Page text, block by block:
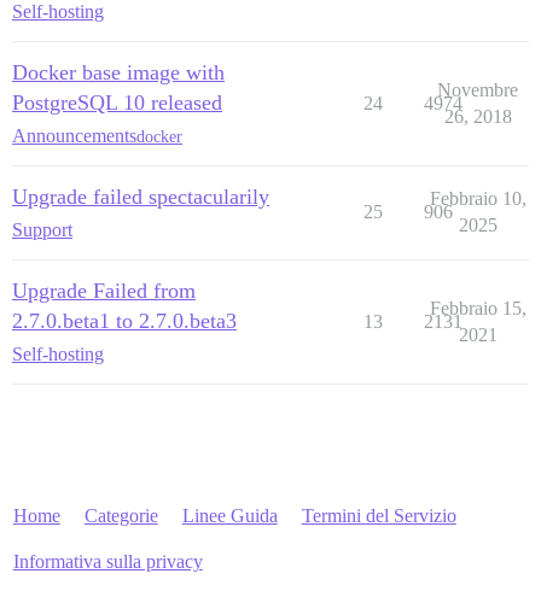
Self-hosting
Docker base image with
PostgreSQL 10 released
Announcementsdocker
24 4974
Novembre
26, 2018
Upgrade failed spectacularily
Support
25 906
Febbraio 10,
2025
Upgrade Failed from
2.7.0.beta1 to 2.7.0.beta3
Self-hosting
13 2131
Febbraio 15,
2021
Home Categorie Linee Guida Termini del Servizio
Informativa sulla privacy